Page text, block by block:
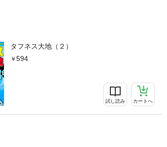
タフネス大地（２）
594
試し読み カートへ